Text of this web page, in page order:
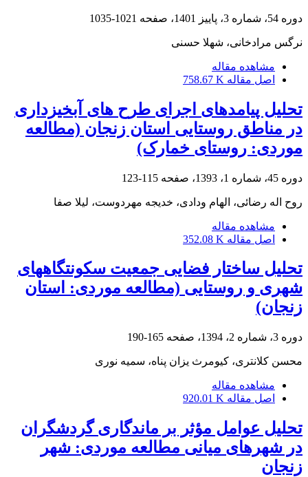
دوره 54، شماره 3، پاییز 1401، صفحه 1021-1035
نرگس مرادخانی، شهلا حسنی
مشاهده مقاله
اصل مقاله 758.67 K
تحلیل پیامدهای اجرای طرح های آبخیزداری
در مناطق روستایی استان زنجان (مطالعه
موردی: روستای خمارک)
دوره 45، شماره 1، 1393، صفحه 115-123
روح اله رضائی، الهام ودادی، خدیجه مهردوست، لیلا صفا
مشاهده مقاله
اصل مقاله 352.08 K
تحلیل ساختار فضایی جمعیت سکونتگاههای
شهری و روستایی (مطالعه موردی: استان
زنجان)
دوره 3، شماره 2، 1394، صفحه 165-190
محسن کلانتری، کیومرث یزان پناه، سمیه نوری
مشاهده مقاله
اصل مقاله 920.01 K
تحلیل عوامل مؤثر بر ماندگاری گردشگران
در شهرهای میانی مطالعه موردی: شهر
زنجان